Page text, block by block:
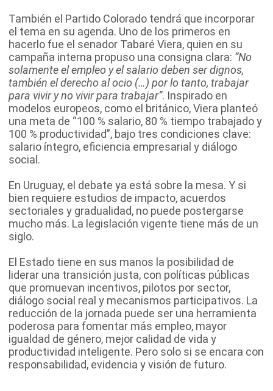
También el Partido Colorado tendrá que incorporar
el tema en su agenda. Uno de los primeros en
hacerlo fue el senador Tabaré Viera, quien en su
campaña interna propuso una consigna clara: “No
solamente el empleo y el salario deben ser dignos,
también el derecho al ocio (…) por lo tanto, trabajar
para vivir y no vivir para trabajar”. Inspirado en
modelos europeos, como el británico, Viera planteó
una meta de “100 % salario, 80 % tiempo trabajado y
100 % productividad”, bajo tres condiciones clave:
salario íntegro, eficiencia empresarial y diálogo
social.
En Uruguay, el debate ya está sobre la mesa. Y si
bien requiere estudios de impacto, acuerdos
sectoriales y gradualidad, no puede postergarse
mucho más. La legislación vigente tiene más de un
siglo.
El Estado tiene en sus manos la posibilidad de
liderar una transición justa, con políticas públicas
que promuevan incentivos, pilotos por sector,
diálogo social real y mecanismos participativos. La
reducción de la jornada puede ser una herramienta
poderosa para fomentar más empleo, mayor
igualdad de género, mejor calidad de vida y
productividad inteligente. Pero solo si se encara con
responsabilidad, evidencia y visión de futuro.